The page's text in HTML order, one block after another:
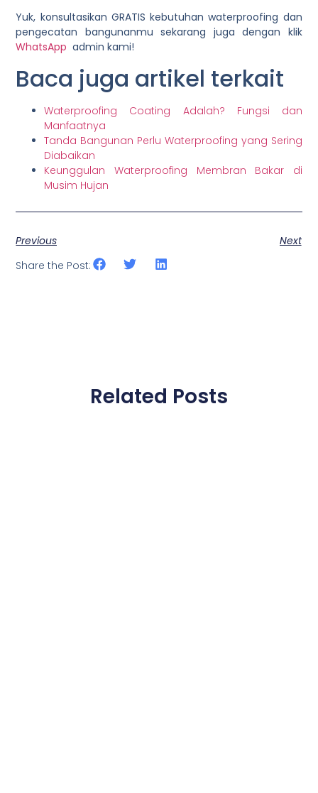
Yuk, konsultasikan GRATIS kebutuhan waterproofing dan
pengecatan bangunanmu sekarang juga dengan klik
WhatsApp admin kami!
Baca juga artikel terkait
Waterproofing Coating Adalah? Fungsi dan
Manfaatnya
Tanda Bangunan Perlu Waterproofing yang Sering
Diabaikan
Keunggulan Waterproofing Membran Bakar di
Musim Hujan
Previous
Next
Share the Post:
Related Posts